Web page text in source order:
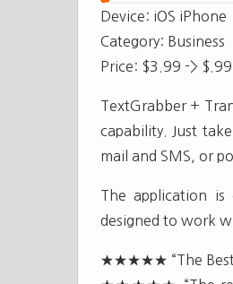
Device: iOS iPhone
Category: Business
Price: $3.99 ->
TextGrabber +
capability. Just
mail and SMS, or
The application
designed to work
★★★★★ “The Best